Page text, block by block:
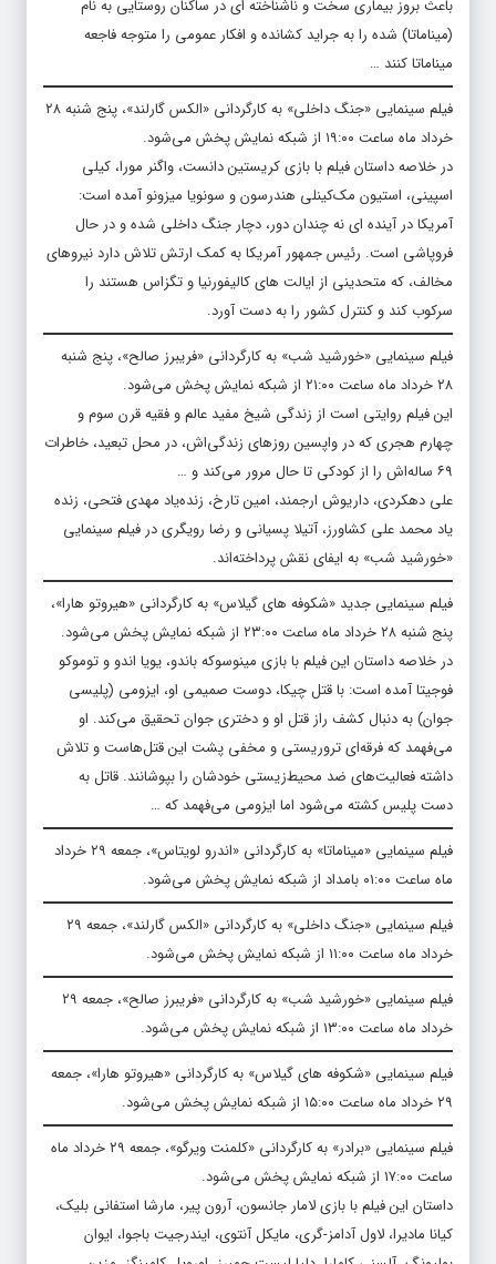
باعث بروز بیماری سخت و ناشناخته ای در ساکنان روستایی به نام
(میناماتا) شده را به جراید کشانده و افکار عمومی را متوجه فاجعه
میناماتا کنند …
فیلم سینمایی «جنگ داخلی» به کارگردانی «الکس گارلند»، پنج شنبه ۲۸
خرداد ماه ساعت ۱۹:۰۰ از شبکه نمایش پخش می‌شود.
در خلاصه داستان فیلم با بازی کریستین دانست، واگنر مورا، کیلی
اسپینی، استیون مک‌کینلی هندرسون و سونویا میزونو آمده است:
آمریکا در آینده ای نه چندان دور، دچار جنگ داخلی شده و در حال
فروپاشی است. رئیس جمهور آمریکا به کمک ارتش تلاش دارد نیروهای
مخالف، که متحدینی از ایالت های کالیفورنیا و تگزاس هستند را
سرکوب کند و کنترل کشور را به دست آورد.
فیلم سینمایی «خورشید شب» به کارگردانی «فریبرز صالح»، پنج شنبه
۲۸ خرداد ماه ساعت ۲۱:۰۰ از شبکه نمایش پخش می‌شود.
این فیلم روایتی است از زندگی شیخ مفید عالم و فقیه قرن سوم و
چهارم هجری که در واپسین روزهای زندگی‌اش، در محل تبعید، خاطرات
۶۹ ساله‌اش را از کودکی تا حال مرور می‌کند و …
علی دهکردی، داریوش ارجمند، امین تارخ، زنده‌یاد مهدی فتحی، زنده
یاد محمد علی کشاورز، آتیلا پسیانی و رضا رویگری در فیلم سینمایی
«خورشید شب» به ایفای نقش پرداخته‌اند.
فیلم سینمایی جدید «شکوفه های گیلاس» به کارگردانی «هیروتو هارا»،
پنج شنبه ۲۸ خرداد ماه ساعت ۲۳:۰۰ از شبکه نمایش پخش می‌شود.
در خلاصه داستان این فیلم با بازی مینوسوکه باندو، یویا اندو و توموکو
فوجیتا آمده است: با قتل چیکا، دوست صمیمی او، ایزومی (پلیسی
جوان) به دنبال کشف راز قتل او و دختری جوان تحقیق می‌کند. او
می‌فهمد که فرقه‌ای تروریستی و مخفی پشت این قتل‌هاست و تلاش
داشته فعالیت‌های ضد محیط‌زیستی خودشان را بپوشانند. قاتل به
دست پلیس کشته می‌شود اما ایزومی می‌فهمد که …
فیلم سینمایی «میناماتا» به کارگردانی «اندرو لویتاس»، جمعه ۲۹ خرداد
ماه ساعت ۰۱:۰۰ بامداد از شبکه نمایش پخش می‌شود.
فیلم سینمایی «جنگ داخلی» به کارگردانی «الکس گارلند»، جمعه ۲۹
خرداد ماه ساعت ۱۱:۰۰ از شبکه نمایش پخش می‌شود.
فیلم سینمایی «خورشید شب» به کارگردانی «فریبرز صالح»، جمعه ۲۹
خرداد ماه ساعت ۱۳:۰۰ از شبکه نمایش پخش می‌شود.
فیلم سینمایی «شکوفه های گیلاس» به کارگردانی «هیروتو هارا»، جمعه
۲۹ خرداد ماه ساعت ۱۵:۰۰ از شبکه نمایش پخش می‌شود.
فیلم سینمایی «برادر» به کارگردانی «کلمنت ویرگو»، جمعه ۲۹ خرداد ماه
ساعت ۱۷:۰۰ از شبکه نمایش پخش می‌شود.
داستان این فیلم با بازی لامار جانسون، آرون پیر، مارشا استفانی بلیک،
کیانا مادیرا، لاول آدامز-گری، مایکل آنتوی، ایندرجیت باجوا، ایوان